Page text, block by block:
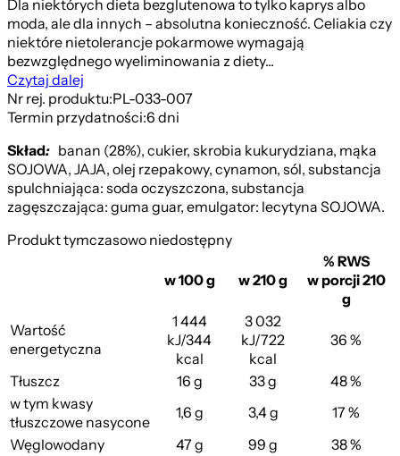
Dla niektórych dieta bezglutenowa to tylko kaprys albo
moda, ale dla innych – absolutna konieczność. Celiakia czy
niektóre nietolerancje pokarmowe wymagają
bezwzględnego wyeliminowania z diety...
Czytaj dalej
Nr rej. produktu:PL-033-007
Termin przydatności:6 dni
Skład: banan (28%), cukier, skrobia kukurydziana, mąka
SOJOWA, JAJA, olej rzepakowy, cynamon, sól, substancja
spulchniająca: soda oczyszczona, substancja
zagęszczająca: guma guar, emulgator: lecytyna SOJOWA.
Produkt tymczasowo niedostępny
w 100 g w 210 g
% RWS
w porcji 210
g
Wartość
energetyczna
1 444
kJ/344
kcal
3 032
kJ/722
kcal
36 %
Tłuszcz 16 g 33 g
48 %
w tym kwasy
tłuszczowe nasycone
1,6 g 3,4 g
17 %
Węglowodany
47 g 99 g
38 %